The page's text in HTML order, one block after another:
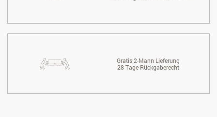
Gratis 2-Mann Lieferung
28 Tage Rückgaberecht